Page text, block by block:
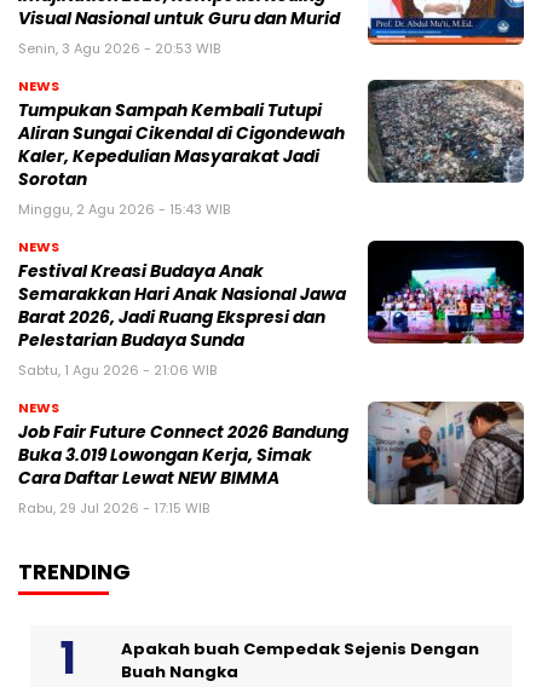
Visual Nasional untuk Guru dan Murid
Senin, 3 Agu 2026 - 20:53 WIB
NEWS
Tumpukan Sampah Kembali Tutupi
Aliran Sungai Cikendal di Cigondewah
Kaler, Kepedulian Masyarakat Jadi
Sorotan
Minggu, 2 Agu 2026 - 15:43 WIB
NEWS
Festival Kreasi Budaya Anak
Semarakkan Hari Anak Nasional Jawa
Barat 2026, Jadi Ruang Ekspresi dan
Pelestarian Budaya Sunda
Sabtu, 1 Agu 2026 - 21:06 WIB
NEWS
Job Fair Future Connect 2026 Bandung
Buka 3.019 Lowongan Kerja, Simak
Cara Daftar Lewat NEW BIMMA
Rabu, 29 Jul 2026 - 17:15 WIB
TRENDING
Apakah buah Cempedak Sejenis Dengan
Buah Nangka